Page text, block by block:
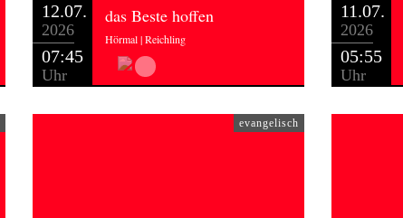
12.07.
2026
07:45
Uhr
das Beste hoffen
Hörmal | Reichling
11.07.
2026
05:55
Uhr
evangelisch